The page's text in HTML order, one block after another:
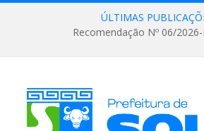
ÚLTIMAS
Recomendação Nº 06/2026-